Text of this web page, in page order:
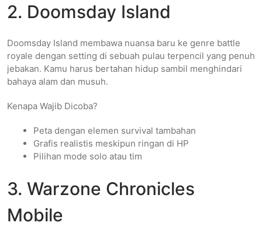
2. Doomsday Island
Doomsday Island membawa nuansa baru ke genre battle
royale dengan setting di sebuah pulau terpencil yang penuh
jebakan. Kamu harus bertahan hidup sambil menghindari
bahaya alam dan musuh.
Kenapa Wajib Dicoba?
Peta dengan elemen survival tambahan
Grafis realistis meskipun ringan di HP
Pilihan mode solo atau tim
3. Warzone Chronicles
Mobile